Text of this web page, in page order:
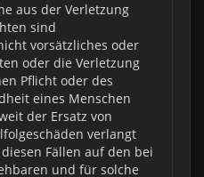
aus der Verletzung
sind
vorsätzliches oder
oder die Verletzung
Pflicht oder des
eines Menschen
der Ersatz von
verlangt
Fällen auf den bei
und für solche